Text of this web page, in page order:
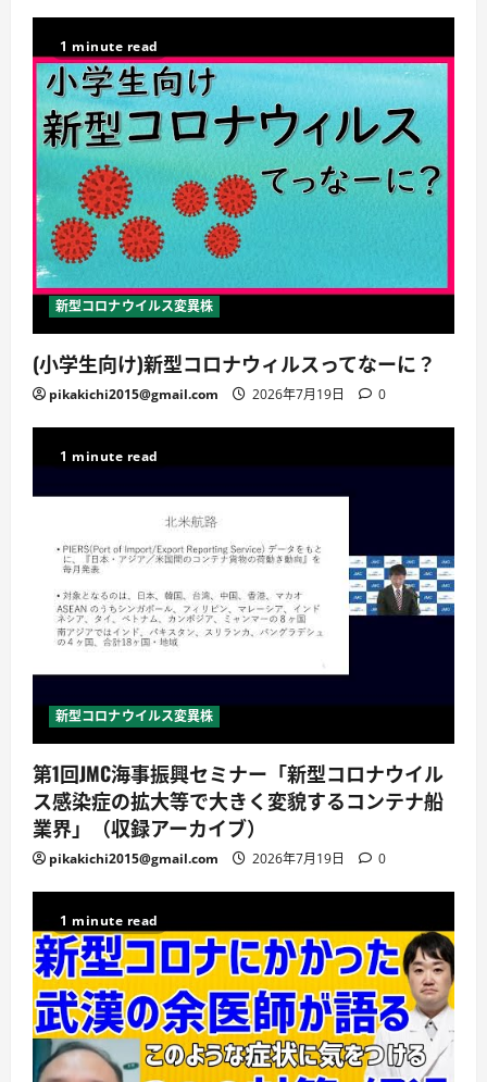
1 minute read
新型コロナウイルス変異株
(小学生向け)新型コロナウィルスってなーに？
pikakichi2015@gmail.com 2026年7月19日 0
1 minute read
新型コロナウイルス変異株
第1回JMC海事振興セミナー「新型コロナウイル
ス感染症の拡大等で大きく変貌するコンテナ船
業界」（収録アーカイブ）
pikakichi2015@gmail.com 2026年7月19日 0
1 minute read